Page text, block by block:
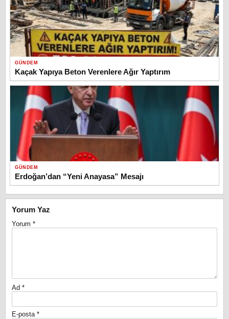
GÜNDEM
Kaçak Yapıya Beton Verenlere Ağır Yaptırım
GÜNDEM
Erdoğan’dan “Yeni Anayasa” Mesajı
Yorum Yaz
Yorum *
Ad *
E-posta *